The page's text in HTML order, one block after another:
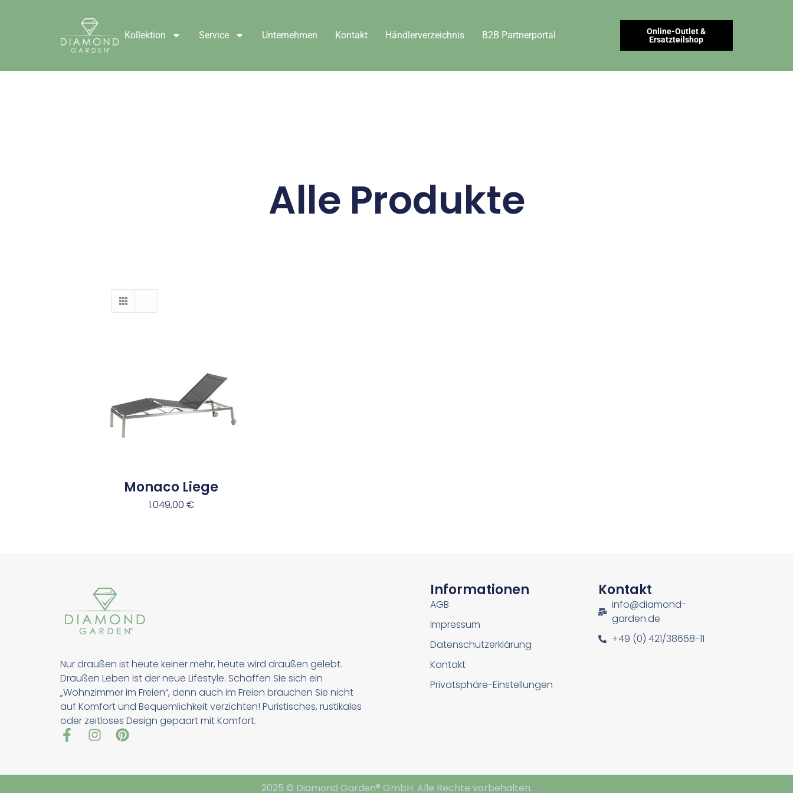
Kollektion Service Unternehmen Kontakt Händlerverzeichnis B2B Partnerportal
Online-Outlet &
Ersatzteilshop
Alle Produkte
Monaco Liege
1.049,00 €
Nur draußen ist heute keiner mehr, heute wird draußen gelebt.
Draußen Leben ist der neue Lifestyle. Schaffen Sie sich ein
„Wohnzimmer im Freien“, denn auch im Freien brauchen Sie nicht
auf Komfort und Bequemlichkeit verzichten! Puristisches, rustikales
oder zeitloses Design gepaart mit Komfort.
Informationen
AGB
Impressum
Datenschutzerklärung
Kontakt
Privatsphäre-Einstellungen
Kontakt
info@diamond-
garden.de
+49 (0) 421/38658-11
2025 © Diamond Garden® GmbH. Alle Rechte vorbehalten.